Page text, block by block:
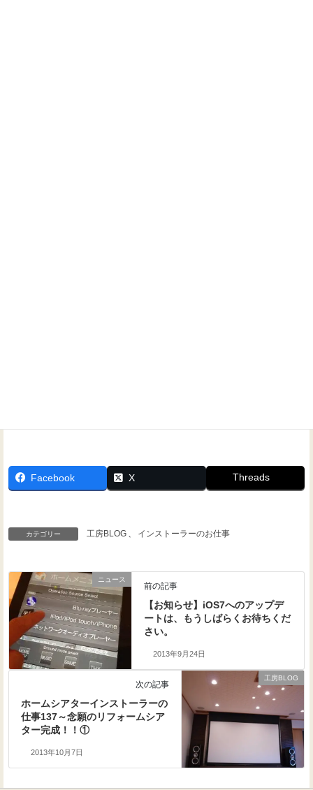
Facebook X Threads
カテゴリー 工房BLOG 、 インストーラーのお仕事
ニュース
前の記事
【お知らせ】iOS7へのアップデ
ートは、もうしばらくお待ちくだ
さい。
2013年9月24日
工房BLOG
次の記事
ホームシアターインストーラーの
仕事137～念願のリフォームシア
ター完成！！①
2013年10月7日